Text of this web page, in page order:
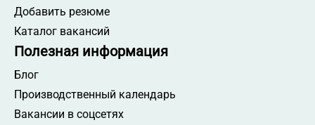
Добавить резюме
Каталог вакансий
Полезная информация
Блог
Производственный календарь
Вакансии в соцсетях